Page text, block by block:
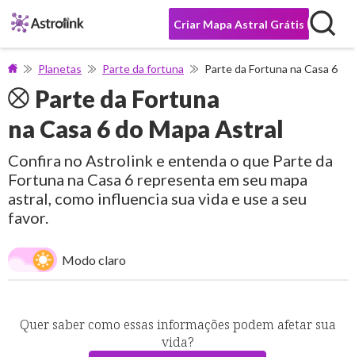
Criar Mapa Astral Grátis
Planetas Parte da fortuna Parte da Fortuna na Casa 6
Parte da Fortuna
na Casa 6 do Mapa Astral
Confira no Astrolink e entenda o que Parte da
Fortuna na Casa 6 representa em seu mapa
astral, como influencia sua vida e use a seu
favor.
Modo claro
Quer saber como essas informações podem afetar sua
vida?